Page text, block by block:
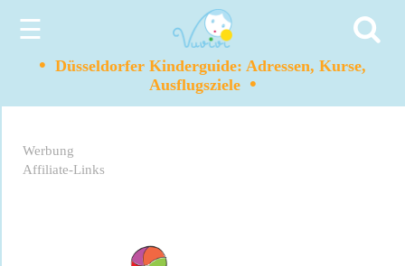
☰
• Düsseldorfer Kinderguide: Adressen, Kurse,
Ausflugsziele •
Werbung
Affiliate-Links